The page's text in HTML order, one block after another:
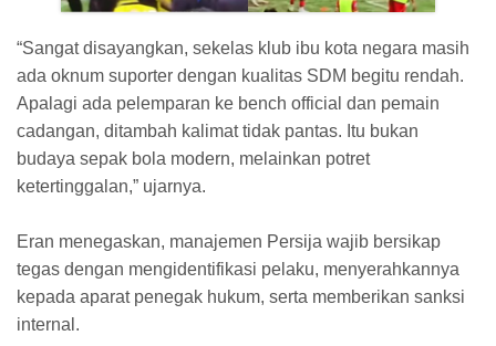
“Sangat disayangkan, sekelas klub ibu kota negara masih
ada oknum suporter dengan kualitas SDM begitu rendah.
Apalagi ada pelemparan ke bench official dan pemain
cadangan, ditambah kalimat tidak pantas. Itu bukan
budaya sepak bola modern, melainkan potret
ketertinggalan,” ujarnya.
Eran menegaskan, manajemen Persija wajib bersikap
tegas dengan mengidentifikasi pelaku, menyerahkannya
kepada aparat penegak hukum, serta memberikan sanksi
internal.